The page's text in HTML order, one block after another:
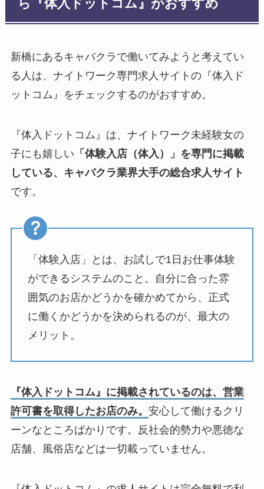
ら『体入ドットコム』がおすすめ
新橋にあるキャバクラで働いてみようと考えてい
る人は、ナイトワーク専門求人サイトの『体入ド
ットコム』をチェックするのがおすすめ。
『体入ドットコム』は、ナイトワーク未経験女の
子にも嬉しい 「体験入店（体入）」を専門に掲載
している、キャバクラ業界大手の総合求人サイト
です。
「体験入店」とは、お試しで1日お仕事体験
ができるシステムのこと。自分に合った雰
囲気のお店かどうかを確かめてから、正式
に働くかどうかを決められるのが、最大の
メリット。
『体入ドットコム』に掲載されているのは、営業
許可書を取得したお店のみ。 安心して働けるクリ
ーンなところばかりです。反社会的勢力や悪徳な
店舗、風俗店などは一切載っていません。